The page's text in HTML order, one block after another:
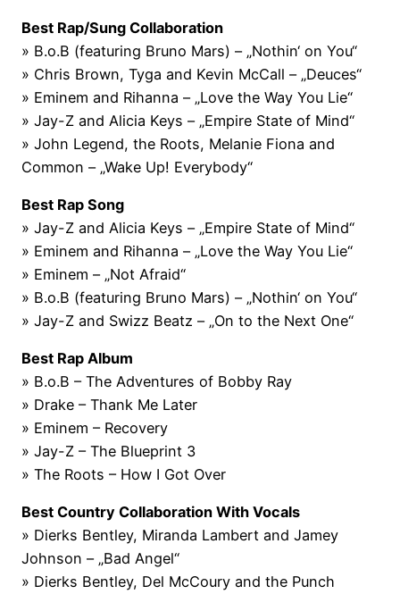
Best Rap/Sung Collaboration
» B.o.B (featuring Bruno Mars) – „Nothin‘ on You“
» Chris Brown, Tyga and Kevin McCall – „Deuces“
» Eminem and Rihanna – „Love the Way You Lie“
» Jay-Z and Alicia Keys – „Empire State of Mind“
» John Legend, the Roots, Melanie Fiona and
Common – „Wake Up! Everybody“
Best Rap Song
» Jay-Z and Alicia Keys – „Empire State of Mind“
» Eminem and Rihanna – „Love the Way You Lie“
» Eminem – „Not Afraid“
» B.o.B (featuring Bruno Mars) – „Nothin‘ on You“
» Jay-Z and Swizz Beatz – „On to the Next One“
Best Rap Album
» B.o.B – The Adventures of Bobby Ray
» Drake – Thank Me Later
» Eminem – Recovery
» Jay-Z – The Blueprint 3
» The Roots – How I Got Over
Best Country Collaboration With Vocals
» Dierks Bentley, Miranda Lambert and Jamey
Johnson – „Bad Angel“
» Dierks Bentley, Del McCoury and the Punch